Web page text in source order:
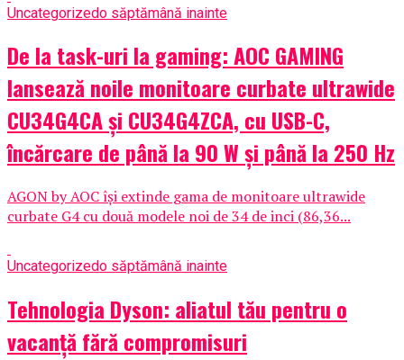
Uncategorizedo săptămână inainte
De la task-uri la gaming: AOC GAMING
lansează noile monitoare curbate ultrawide
CU34G4CA și CU34G4ZCA, cu USB-C,
încărcare de până la 90 W și până la 250 Hz
AGON by AOC își extinde gama de monitoare ultrawide
curbate G4 cu două modele noi de 34 de inci (86,36...
Uncategorizedo săptămână inainte
Tehnologia Dyson: aliatul tău pentru o
vacanță fără compromisuri